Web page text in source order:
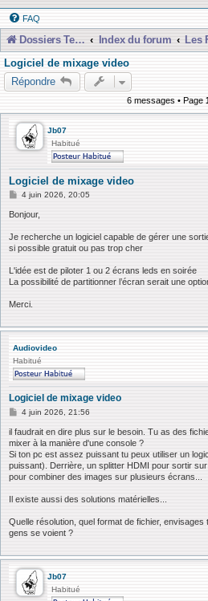
FAQ
Dossiers Techniques Index du forum
Logiciel de mixage video
Répondre
6 messages • Page
Jb07
Habitué
Logiciel de mixage video
M
s
g
e
4 juin 2026, 20:05
Bonjour,
Je recherche un logiciel capable de gérer une
si possible gratuit ou pas trop cher
L'idée est de piloter 1 ou 2 écrans leds en soirée
La possibilité de partitionner l’écran serait une
Merci.
Audiovideo
Habitué
Logiciel de mixage video
M
s
s
g
e
4 juin 2026, 21:56
il faudrait en dire plus sur le besoin. Tu as des
mixer à la manière d'une console ?
Si ton pc est assez puissant tu peux utiliser un
puissant). Derrière, un splitter HDMI pour sortir
pour combiner des images sur plusieurs écrans...
Il existe aussi des solutions matérielles...
Quelle résolution, quel format de fichier,
gens se voient ?
Jb07
Habitué